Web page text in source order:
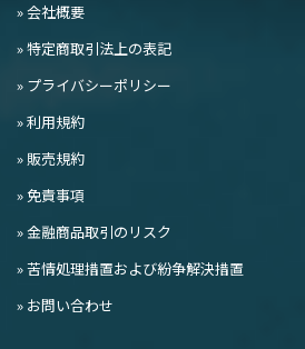
» 会社概要
» 特定商取引法上の表記
» プライバシーポリシー
» 利用規約
» 販売規約
» 免責事項
» 金融商品取引のリスク
» 苦情処理措置および紛争解決措置
» お問い合わせ